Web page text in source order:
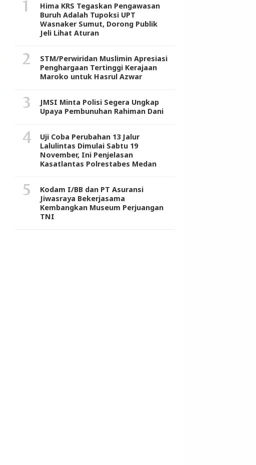
Hima KRS Tegaskan Pengawasan
Buruh Adalah Tupoksi UPT
Wasnaker Sumut, Dorong Publik
Jeli Lihat Aturan
STM/Perwiridan Muslimin Apresiasi
Penghargaan Tertinggi Kerajaan
Maroko untuk Hasrul Azwar
JMSI Minta Polisi Segera Ungkap
Upaya Pembunuhan Rahiman Dani
Uji Coba Perubahan 13 Jalur
Lalulintas Dimulai Sabtu 19
November, Ini Penjelasan
Kasatlantas Polrestabes Medan
Kodam I/BB dan PT Asuransi
Jiwasraya Bekerjasama
Kembangkan Museum Perjuangan
TNI